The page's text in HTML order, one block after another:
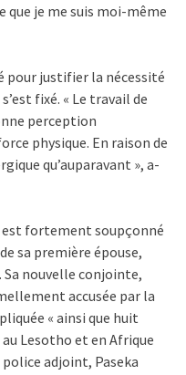
je me suis moi-même
pour justifier la nécessité
fixé. « Le travail de
perception
physique. En raison de
qu’auparavant », a-
fortement soupçonné
sa première épouse,
Sa nouvelle conjointe,
accusée par la
« ainsi que huit
Lesotho et en Afrique
police adjoint, Paseka